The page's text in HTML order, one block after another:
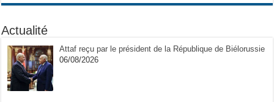
Actualité
Attaf reçu par le président de la République de Biélorussie
06/08/2026